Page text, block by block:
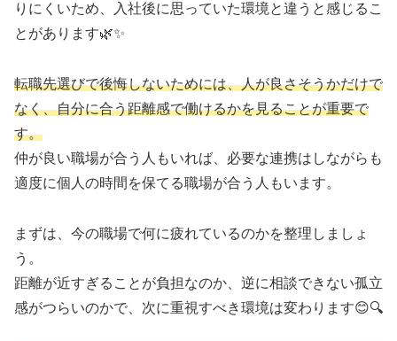
りにくいため、入社後に思っていた環境と違うと感じるこ
とがあります🌿✨
転職先選びで後悔しないためには、人が良さそうかだけで
なく、自分に合う距離感で働けるかを見ることが重要で
す。
仲が良い職場が合う人もいれば、必要な連携はしながらも
適度に個人の時間を保てる職場が合う人もいます。
まずは、今の職場で何に疲れているのかを整理しましょ
う。
距離が近すぎることが負担なのか、逆に相談できない孤立
感がつらいのかで、次に重視すべき環境は変わります😊🔍